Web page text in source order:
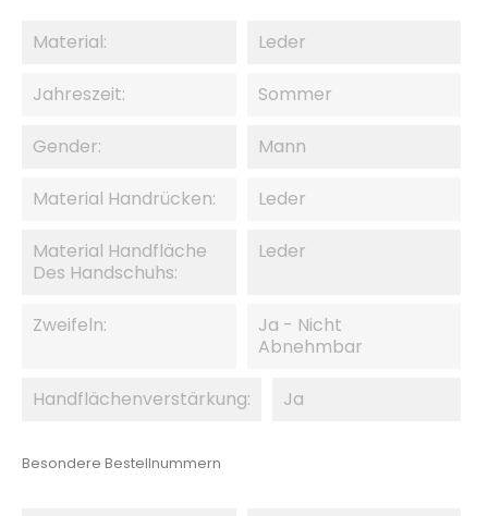
Material: Leder
Jahreszeit: Sommer
Gender: Mann
Material Handrücken: Leder
Material Handfläche
Des Handschuhs:
Leder
Zweifeln:
Ja - Nicht
Abnehmbar
Handflächenverstärkung: Ja
Besondere Bestellnummern